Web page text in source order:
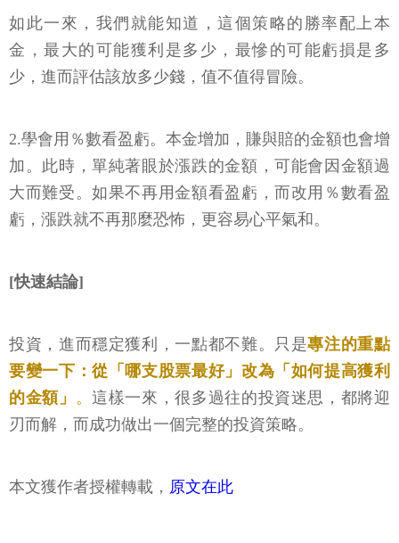
如此一來，我們就能知道，這個策略的勝率配上本
金，最大的可能獲利是多少，最慘的可能虧損是多
少，進而評估該放多少錢，值不值得冒險。
2.學會用％數看盈虧。本金增加，賺與賠的金額也會增
加。此時，單純著眼於漲跌的金額，可能會因金額過
大而難受。如果不再用金額看盈虧，而改用％數看盈
虧，漲跌就不再那麼恐怖，更容易心平氣和。
[快速結論]
投資，進而穩定獲利，一點都不難。只是專注的重點
要變一下：從「哪支股票最好」改為「如何提高獲利
的金額」 。這樣一來，很多過往的投資迷思，都將迎
刃而解，而成功做出一個完整的投資策略。
本文獲作者授權轉載， 原文在此